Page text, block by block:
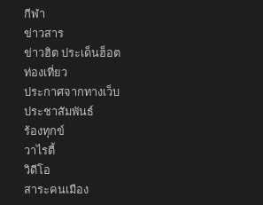
กีฬา
ข่าวสาร
ข่าวฮิต ประเด็นฮ็อต
ท่องเที่ยว
ประกาศจากทางเว็บ
ประชาสัมพันธ์
ร้องทุกข์
วาไรตี้
วิดีโอ
สาระคนเมือง